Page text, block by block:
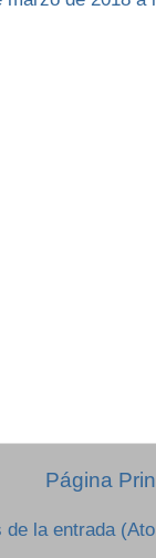
Página
de la entrada